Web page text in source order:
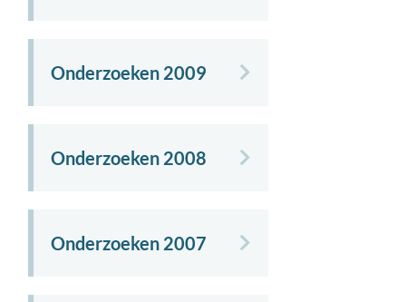
Onderzoeken 2009
Onderzoeken 2008
Onderzoeken 2007